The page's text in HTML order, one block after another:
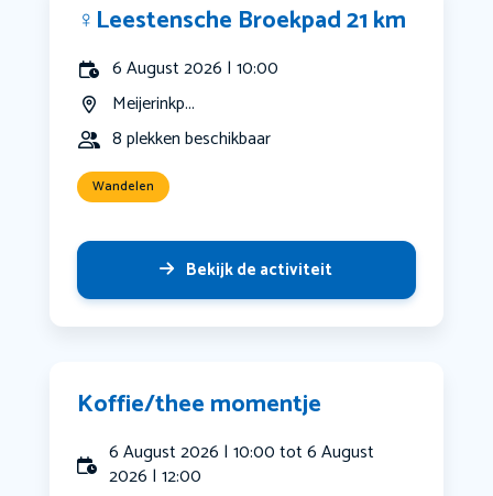
‍♀️Leestensche Broekpad 21 km
6 August 2026 | 10:00
Meijerinkp...
8 plekken beschikbaar
Wandelen
Bekijk de activiteit
Koffie/thee momentje
6 August 2026 | 10:00 tot 6 August
2026 | 12:00